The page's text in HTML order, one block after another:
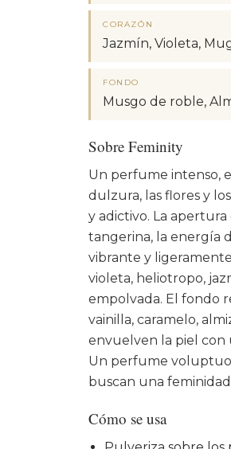
CORAZÓN
Jazmín, Violeta,
FONDO
Musgo de roble,
Sobre Feminity
Un perfume intenso,
dulzura, las flores y
y adictivo. La
tangerina, la energía
vibrante y
violeta, heliotropo,
empolvada. El fondo
vainilla, caramelo,
envuelven la piel con
Un perfume
buscan una
Cómo se usa